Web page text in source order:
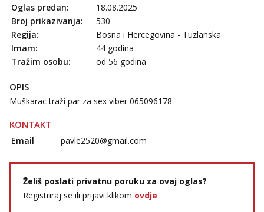
Oglas predan:
18.08.2025
Broj prikazivanja:
530
Regija:
Bosna i Hercegovina - Tuzlanska
Imam:
44 godina
Tražim osobu:
od 56 godina
OPIS
Muškarac traži par za sex viber 065096178
KONTAKT
Email pavle2520@gmail.com
Želiš poslati privatnu poruku za ovaj oglas?
Registriraj se ili prijavi klikom ovdje